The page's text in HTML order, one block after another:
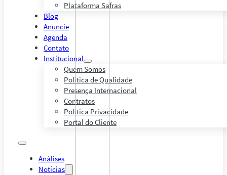
Plataforma Safras
Blog
Anuncie
Agenda
Contato
Institucional
Quem Somos
Política de Qualidade
Presença Internacional
Contratos
Política Privacidade
Portal do Cliente
Análises
Notícias